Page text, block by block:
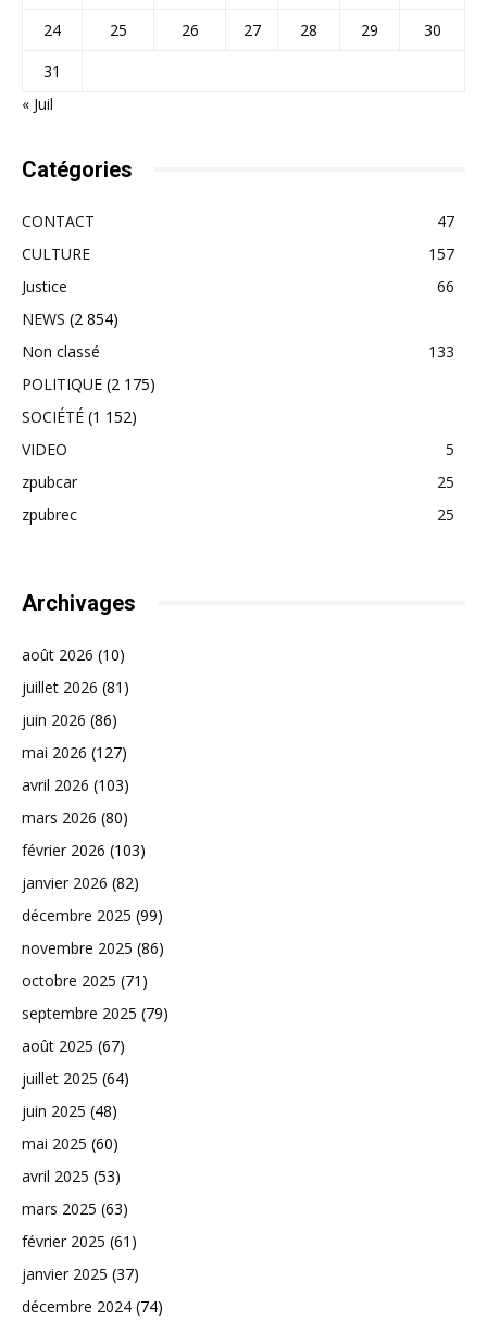
24
25 26 27 28 29
30
31
« Juil
Catégories
CONTACT
47
CULTURE
157
Justice
66
NEWS (2 854)
Non classé
133
POLITIQUE (2 175)
SOCIÉTÉ (1 152)
VIDEO
5
zpubcar
25
zpubrec
25
Archivages
août 2026 (10)
juillet 2026 (81)
juin 2026 (86)
mai 2026 (127)
avril 2026 (103)
mars 2026 (80)
février 2026 (103)
janvier 2026 (82)
décembre 2025 (99)
novembre 2025 (86)
octobre 2025 (71)
septembre 2025 (79)
août 2025 (67)
juillet 2025 (64)
juin 2025 (48)
mai 2025 (60)
avril 2025 (53)
mars 2025 (63)
février 2025 (61)
janvier 2025 (37)
décembre 2024 (74)